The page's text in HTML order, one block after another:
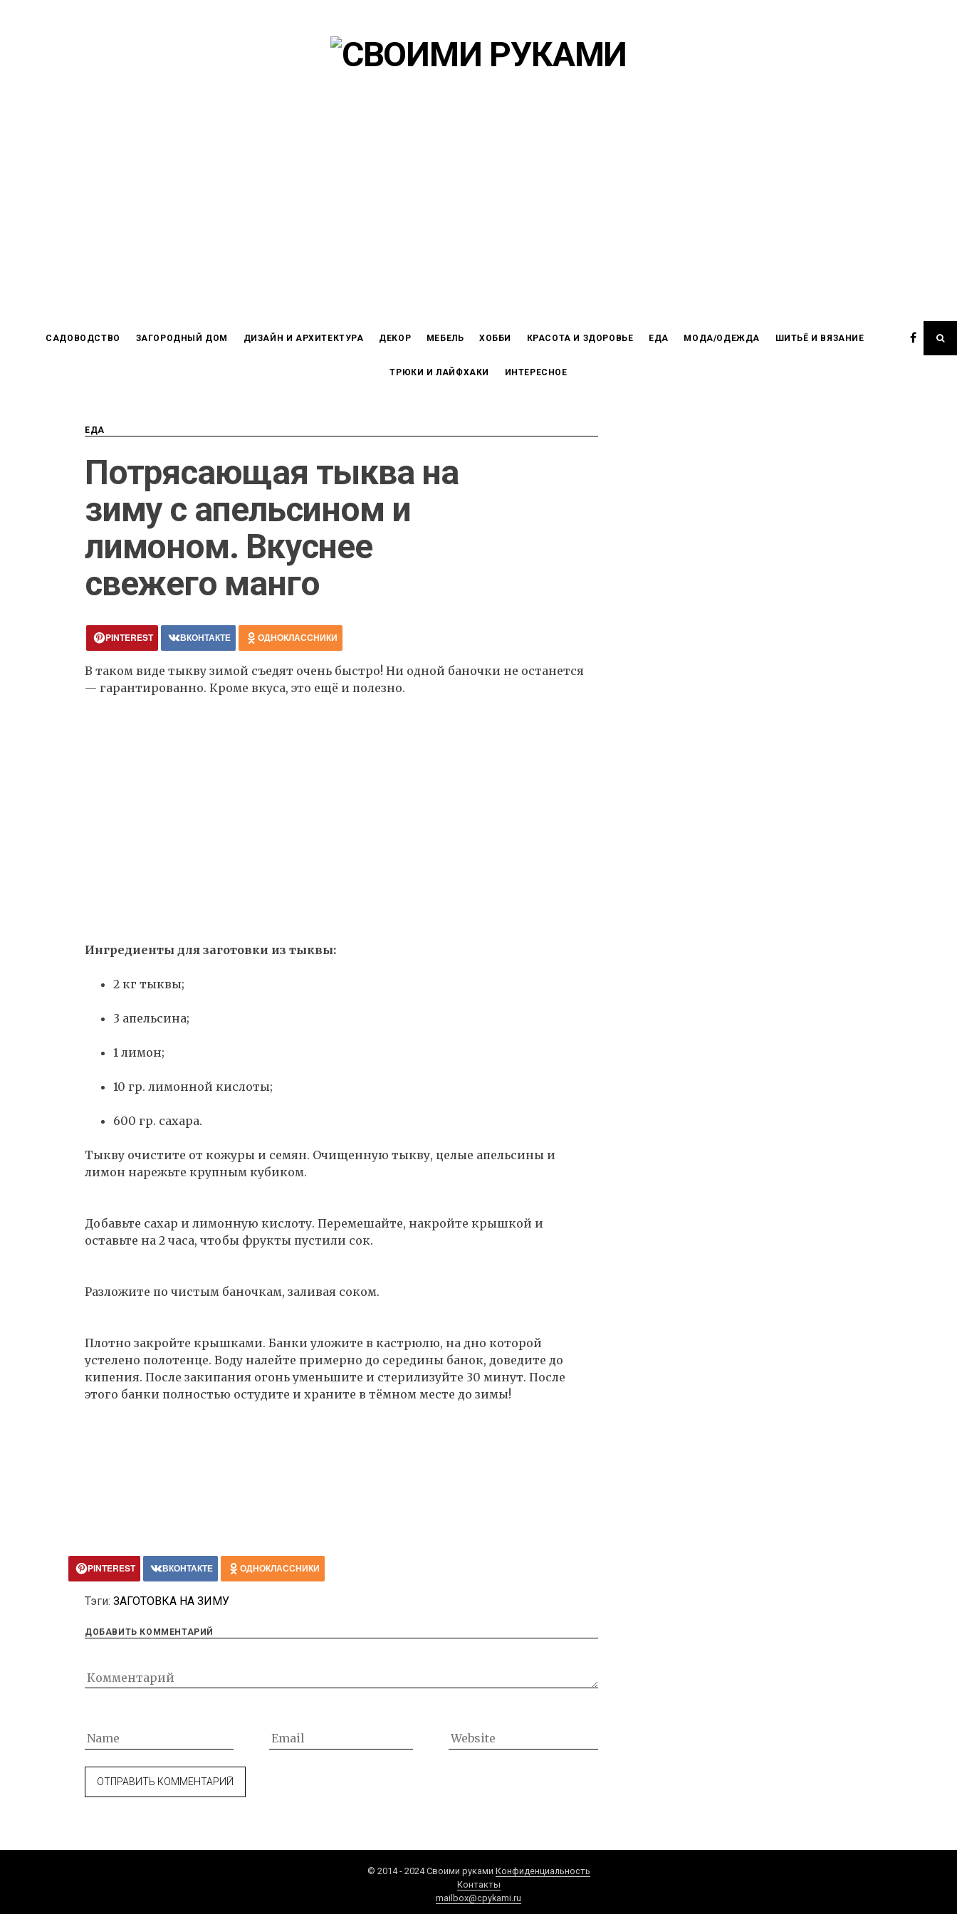
САДОВОДСТВО ЗАГОРОДНЫЙ ДОМ ДИЗАЙН И АРХИТЕКТУРА ДЕКОР МЕБЕЛЬ ХОББИ КРАСОТА И ЗДОРОВЬЕ ЕДА МОДА/ОДЕЖДА ШИТЬЁ И ВЯЗАНИЕ
ТРЮКИ И ЛАЙФХАКИ ИНТЕРЕСНОЕ
ЕДА
Потрясающая тыква на
зиму с апельсином и
лимоном. Вкуснее
свежего манго
PINTEREST ВКОНТАКТЕ ОДНОКЛАССНИКИ
В таком виде тыкву зимой съедят очень быстро! Ни одной баночки не останется
— гарантированно. Кроме вкуса, это ещё и полезно.
Ингредиенты для заготовки из тыквы:
2 кг тыквы;
3 апельсина;
1 лимон;
10 гр. лимонной кислоты;
600 гр. сахара.
Тыкву очистите от кожуры и семян. Очищенную тыкву, целые апельсины и
лимон нарежьте крупным кубиком.
Добавьте сахар и лимонную кислоту. Перемешайте, накройте крышкой и
оставьте на 2 часа, чтобы фрукты пустили сок.
Разложите по чистым баночкам, заливая соком.
Плотно закройте крышками. Банки уложите в кастрюлю, на дно которой
устелено полотенце. Воду налейте примерно до середины банок, доведите до
кипения. После закипания огонь уменьшите и стерилизуйте 30 минут. После
этого банки полностью остудите и храните в тёмном месте до зимы!
PINTEREST ВКОНТАКТЕ ОДНОКЛАССНИКИ
Тэги: ЗАГОТОВКА НА ЗИМУ
ДОБАВИТЬ КОММЕНТАРИЙ
© 2014 - 2024 Своими руками Конфиденциальность
Контакты
mailbox@cpykami.ru